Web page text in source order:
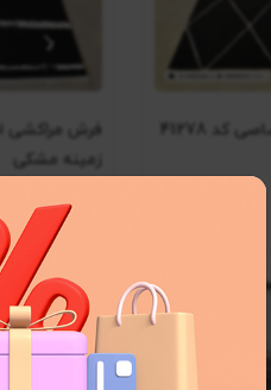
فرش مراکشی اختصاصی کد 41278
زمینه مشکی
7٬195٬000